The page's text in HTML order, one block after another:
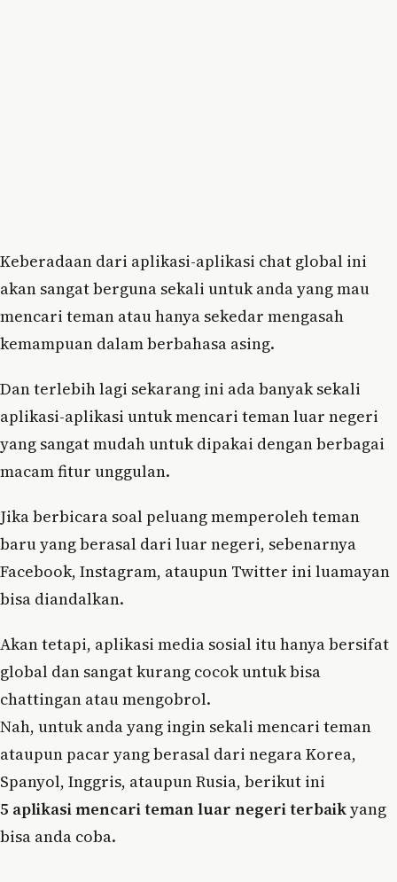
Keberadaan dari aplikasi-aplikasi chat global ini
akan sangat berguna sekali untuk anda yang mau
mencari teman atau hanya sekedar mengasah
kemampuan dalam berbahasa asing.
Dan terlebih lagi sekarang ini ada banyak sekali
aplikasi-aplikasi untuk mencari teman luar negeri
yang sangat mudah untuk dipakai dengan berbagai
macam fitur unggulan.
Jika berbicara soal peluang memperoleh teman
baru yang berasal dari luar negeri, sebenarnya
Facebook, Instagram, ataupun Twitter ini luamayan
bisa diandalkan.
Akan tetapi, aplikasi media sosial itu hanya bersifat
global dan sangat kurang cocok untuk bisa
chattingan atau mengobrol.
Nah, untuk anda yang ingin sekali mencari teman
ataupun pacar yang berasal dari negara Korea,
Spanyol, Inggris, ataupun Rusia, berikut ini
5 aplikasi mencari teman luar negeri terbaikyang
bisa anda coba.